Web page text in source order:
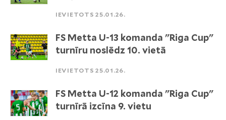
IEVIETOTS 25.01.26.
FS Metta U-13 komanda "Riga Cup"
turnīru noslēdz 10. vietā
IEVIETOTS 25.01.26.
FS Metta U-12 komanda "Riga Cup"
turnīrā izcīna 9. vietu